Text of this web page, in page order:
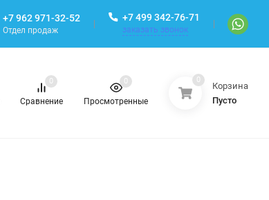
+7 962 971-32-52
Отдел продаж
+7 499 342-76-71
заказать звонок
Сравнение
0
Просмотренные
0 0
Корзина
Пусто